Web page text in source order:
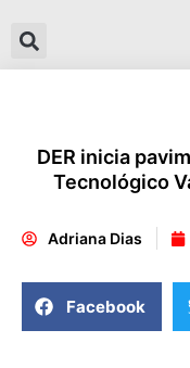
DER inicia
Tecnológico
Adriana Dias
Facebook